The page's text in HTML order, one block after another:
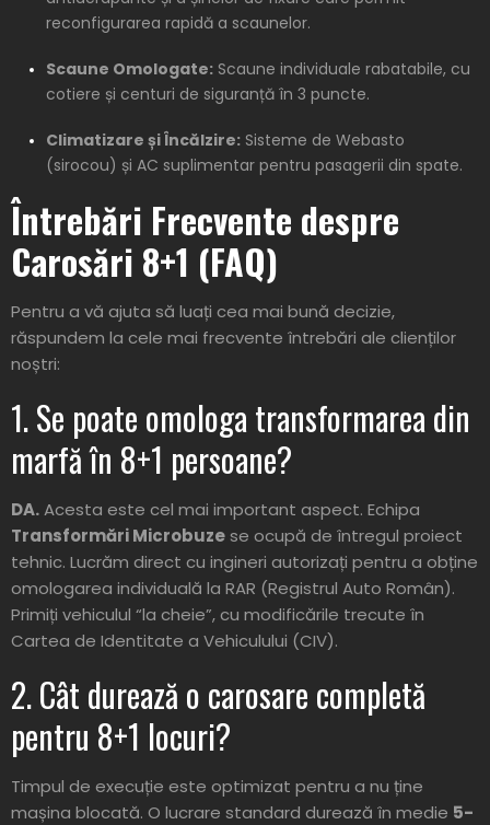
reconfigurarea rapidă a scaunelor.
Scaune Omologate: Scaune individuale rabatabile, cu
cotiere și centuri de siguranță în 3 puncte.
Climatizare și Încălzire: Sisteme de Webasto
(sirocou) și AC suplimentar pentru pasagerii din spate.
Întrebări Frecvente despre
Carosări 8+1 (FAQ)
Pentru a vă ajuta să luați cea mai bună decizie,
răspundem la cele mai frecvente întrebări ale clienților
noștri:
1. Se poate omologa transformarea din
marfă în 8+1 persoane?
DA.Acesta este cel mai important aspect. Echipa
Transformări Microbuzese ocupă de întregul proiect
tehnic. Lucrăm direct cu ingineri autorizați pentru a obține
omologarea individuală la RAR (Registrul Auto Român).
Primiți vehiculul “la cheie”, cu modificările trecute în
Cartea de Identitate a Vehiculului (CIV).
2. Cât durează o carosare completă
pentru 8+1 locuri?
Timpul de execuție este optimizat pentru a nu ține
mașina blocată. O lucrare standard durează în medie 5-